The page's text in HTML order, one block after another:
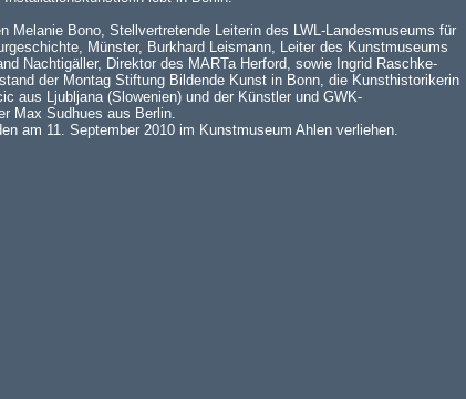
Melanie Bono, Stellvertretende Leiterin des LWL-Landesmuseums für
Münster, Burkhard Leismann, Leiter des Kunstmuseums
Nachtigäller, Direktor des MARTa Herford, sowie Ingrid Raschke-
der Montag Stiftung Bildende Kunst in Bonn, die Kunsthistorikerin
aus Ljubljana (Slowenien) und der Künstler und GWK-
Max Sudhues aus Berlin.
am 11. September 2010 im Kunstmuseum Ahlen verliehen.